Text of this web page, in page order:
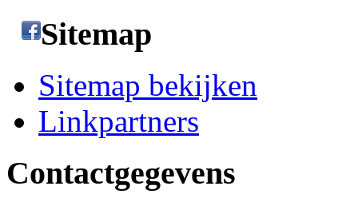
Sitemap
Sitemap bekijken
Linkpartners
Contactgegevens